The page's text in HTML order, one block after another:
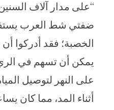
“على مدار آلاف
ضفتي شط العرب
الخصبة؛ فقد أدركوا
يمكن أن تسهم في
على النهر لتوصيل
أثناء المد، مما كان